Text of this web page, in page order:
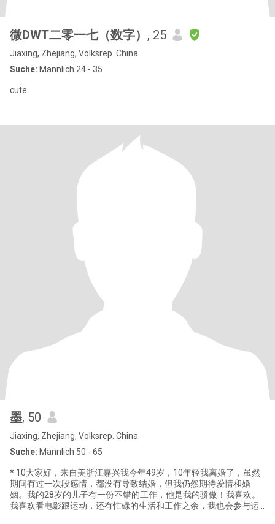
微DWT二零一七（数字） , 25
Jiaxing, Zhejiang, Volksrep. China
Suche: Männlich 24 - 35
cute
墨, 50
Jiaxing, Zhejiang, Volksrep. China
Suche: Männlich 50 - 65
* 10大家好，来自美浙江嘉兴我今年49岁，10年轻我离婚了，虽然
期间有过一次段感情，都没有导致结婚，但我仍然期待爱情和婚
姻。我的28岁的儿子有一份不错的工作，他是我的骄傲！我喜欢。
我喜欢看电影跟运动，还有忙碌的生活和工作之余，我也会参与运